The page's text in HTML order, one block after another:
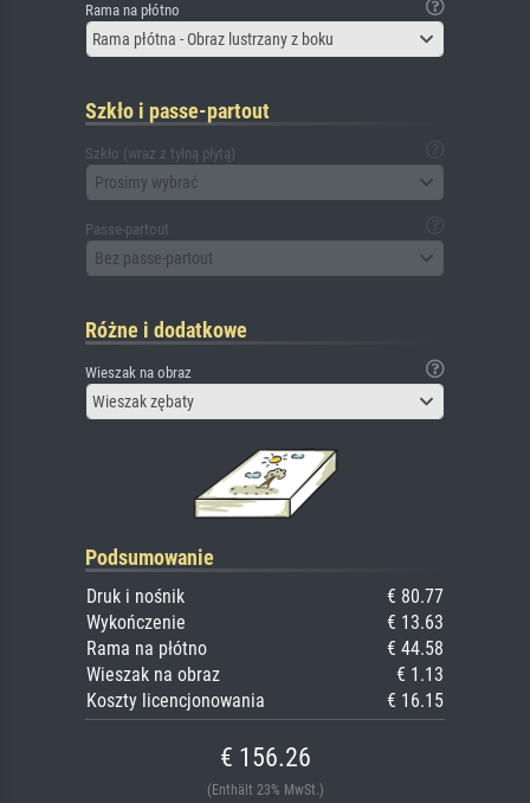
Rama na płótno
Rama płótna - Obraz lustrzany z boku
Szkło i passe-partout
Szkło (wraz z tylną płytą)
Prosimy wybrać
Passe-partout
Bez passe-partout
Różne i dodatkowe
Wieszak na obraz
Wieszak zębaty
Podsumowanie
Druk i nośnik
€ 80.77
Wykończenie
€ 13.63
Rama na płótno
€ 44.58
Wieszak na obraz
€ 1.13
Koszty licencjonowania
€ 16.15
€ 156.26
(Enthält 23% MwSt.)